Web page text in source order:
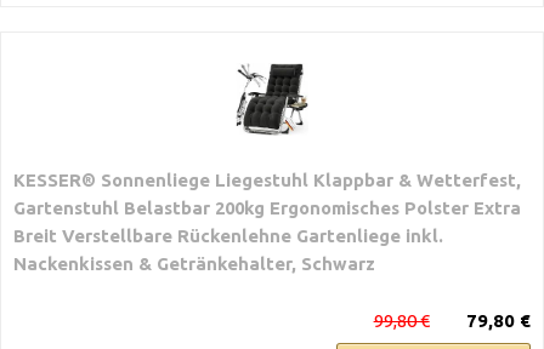
KESSER® Sonnenliege Liegestuhl Klappbar & Wetterfest,
Gartenstuhl Belastbar 200kg Ergonomisches Polster Extra
Breit Verstellbare Rückenlehne Gartenliege inkl.
Nackenkissen & Getränkehalter, Schwarz
79,80 €
99,80 €